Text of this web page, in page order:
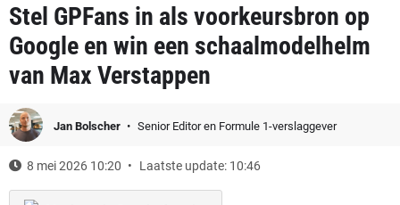
Stel GPFans in als voorkeursbron op
Google en win een schaalmodelhelm
van Max Verstappen
Jan Bolscher Senior Editor en Formule 1-verslaggever
8 mei 2026 10:20 Laatste update: 10:46